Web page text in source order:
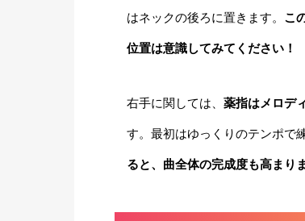
はネックの後ろに置きます。 こ
位置は意識してみてください！
右手に関しては、 薬指はメロデ
す。最初はゆっくりのテンポで
ると、曲全体の完成度も高まり